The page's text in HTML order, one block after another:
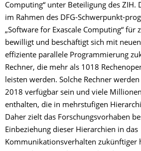
Computing“ unter Beteiligung des ZIH.
im Rahmen des DFG-Schwerpunkt-
„Software for Exascale Computing“ für
bewilligt und beschäftigt sich mit
effiziente parallele Programmierung
Rechner, die mehr als 1018
leisten werden. Solche Rechner
2018 verfügbar sein und viele
enthalten, die in mehrstufigen
Daher zielt das Forschungsvorhaben
Einbeziehung dieser Hierarchien in das
Kommunikationsverhalten zukünftiger